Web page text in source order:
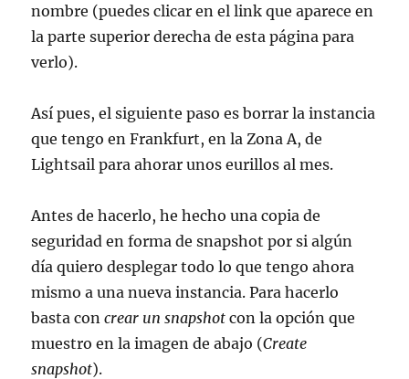
nombre (puedes clicar en el link que aparece en
la parte superior derecha de esta página para
verlo).
Así pues, el siguiente paso es borrar la instancia
que tengo en Frankfurt, en la Zona A, de
Lightsail para ahorar unos eurillos al mes.
Antes de hacerlo, he hecho una copia de
seguridad en forma de snapshot por si algún
día quiero desplegar todo lo que tengo ahora
mismo a una nueva instancia. Para hacerlo
basta concrear un snapshot con la opción que
muestro en la imagen de abajo (Create
snapshot).